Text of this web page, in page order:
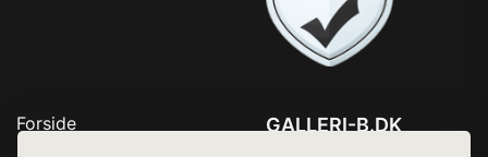
Forside
GALLERI-B.DK